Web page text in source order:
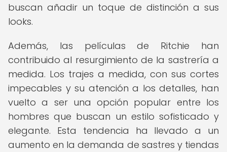
buscan añadir un toque de distinción a sus
looks.
Además, las películas de Ritchie han
contribuido al resurgimiento de la sastrería a
medida. Los trajes a medida, con sus cortes
impecables y su atención a los detalles, han
vuelto a ser una opción popular entre los
hombres que buscan un estilo sofisticado y
elegante. Esta tendencia ha llevado a un
aumento en la demanda de sastres y tiendas